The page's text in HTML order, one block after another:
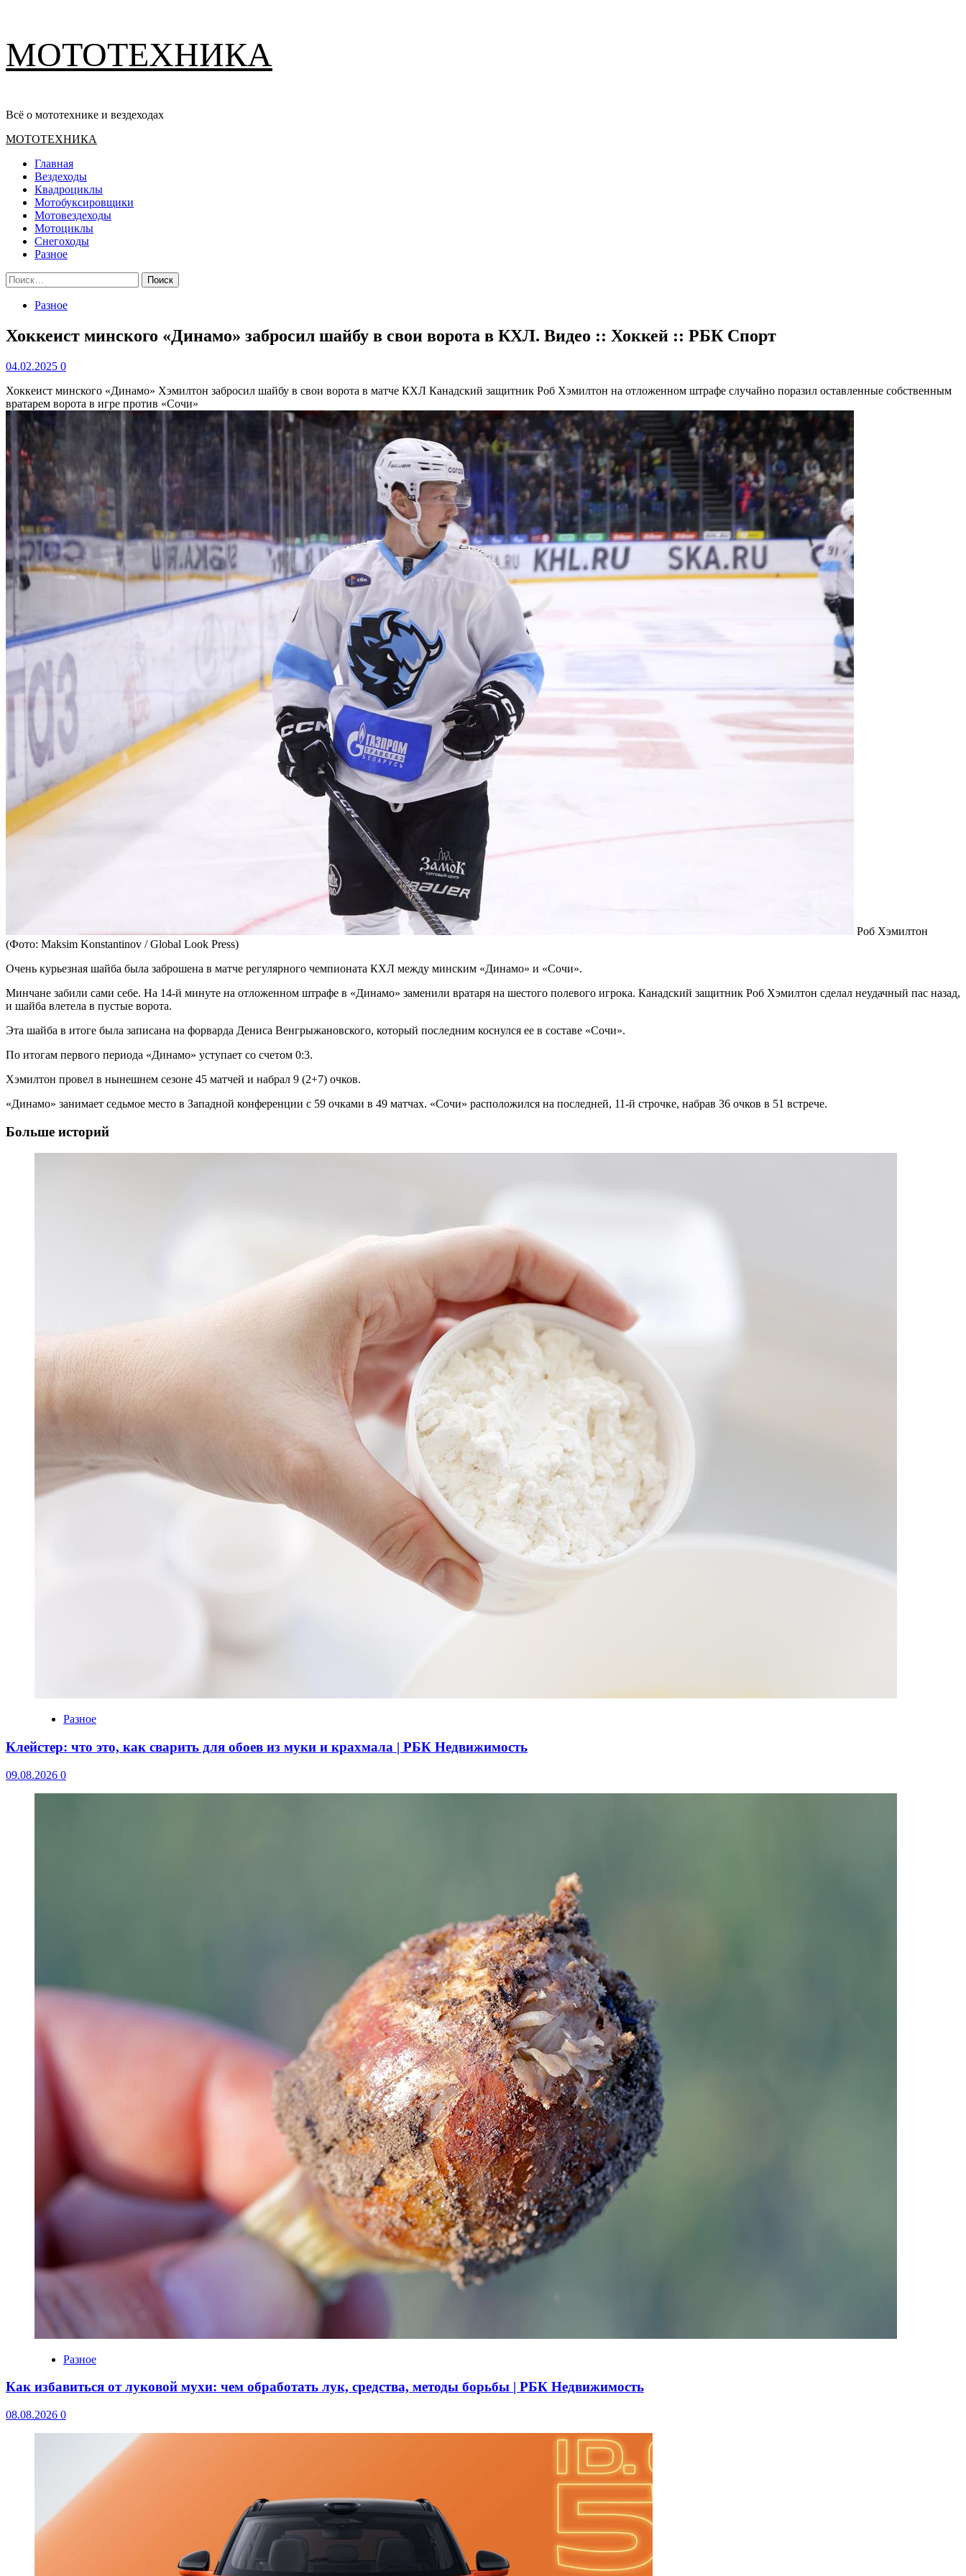
содержимому
МОТОТЕХНИКА
Всё о мототехнике и вездеходах
Основное
МОТОТЕХНИКА
Главная
Вездеходы
Квадроциклы
Мотобуксировщики
Мотовездеходы
Мотоциклы
Снегоходы
Разное
Найти:
Разное
Хоккеист минского «Динамо» забросил шайбу в свои ворота в КХЛ. Видео :: Хоккей :: РБК Спорт
04.02.2025 0
Хоккеист минского «Динамо» Хэмилтон забросил шайбу в свои ворота в матче КХЛ Канадский защитник Роб Хэмилтон на отложенном штрафе случайно поразил оставленные собственным
вратарем ворота в игре против «Сочи»
Роб Хэмилтон
(Фото: Maksim Konstantinov / Global Look Press)
Очень курьезная шайба была заброшена в матче регулярного чемпионата КХЛ между минским «Динамо» и «Сочи».
Минчане забили сами себе. На 14-й минуте на отложенном штрафе в «Динамо» заменили вратаря на шестого полевого игрока. Канадский защитник Роб Хэмилтон сделал неудачный пас назад,
и шайба влетела в пустые ворота.
Эта шайба в итоге была записана на форварда Дениса Венгрыжановского, который последним коснулся ее в составе «Сочи».
По итогам первого периода «Динамо» уступает со счетом 0:3.
Хэмилтон провел в нынешнем сезоне 45 матчей и набрал 9 (2+7) очков.
«Динамо» занимает седьмое место в Западной конференции с 59 очками в 49 матчах. «Сочи» расположился на последней, 11-й строчке, набрав 36 очков в 51 встрече.
Больше историй
Разное
Клейстер: что это, как сварить для обоев из муки и крахмала | РБК Недвижимость
09.08.2026 0
Разное
Как избавиться от луковой мухи: чем обработать лук, средства, методы борьбы | РБК Недвижимость
08.08.2026 0